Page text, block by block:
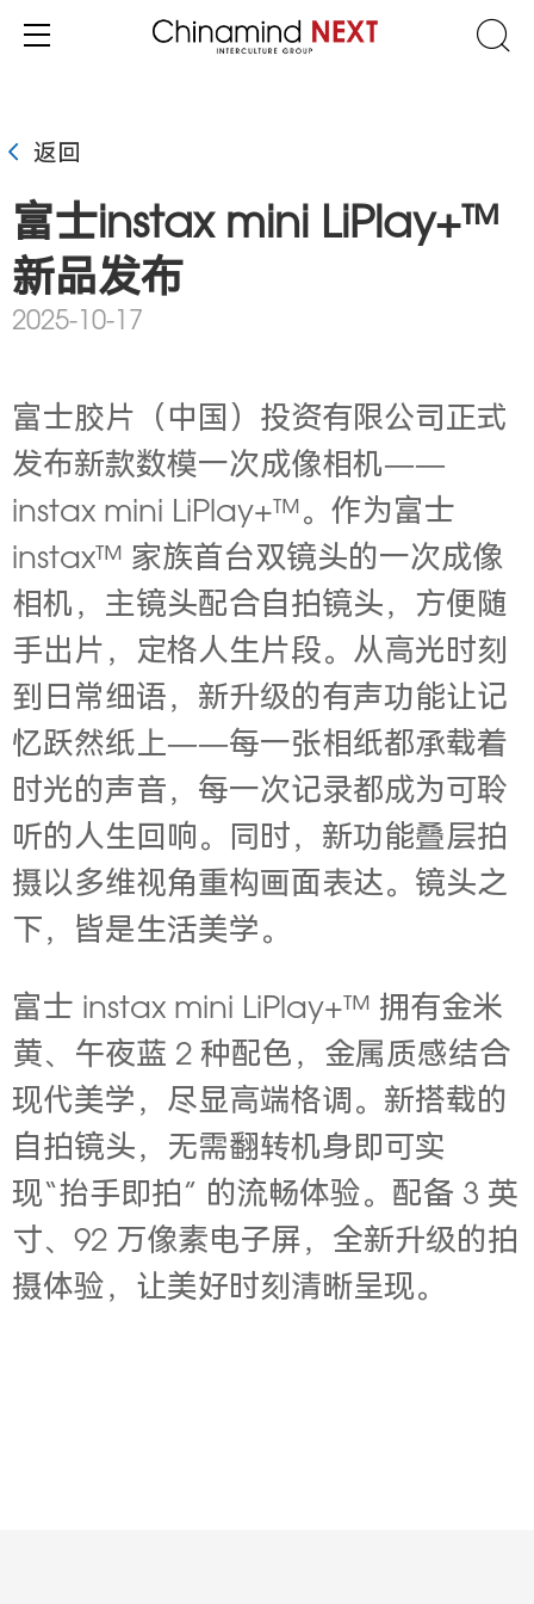
返回
富士instax mini LiPlay+™
新品发布
2025-10-17
富士胶片（中国）投资有限公司正式
发布新款数模一次成像相机——
instax mini LiPlay+™。作为富士
instax™ 家族首台双镜头的一次成像
相机，主镜头配合自拍镜头，方便随
手出片，定格人生片段。‌从高光时刻
到日常细语，新升级的有声功能让记
忆跃然纸上——每一张相纸都承载着
时光的声音，每一次记录都成为可聆
听的人生回响。同时，新功能叠层拍
摄以多维视角重构画面表达。镜头之
下，皆是生活美学。
富士 instax mini LiPlay+™ 拥有金米
黄、午夜蓝 2 种配色，金属质感结合
现代美学，尽显高端格调。新搭载的
自拍镜头，无需翻转机身即可实
现“抬手即拍” 的流畅体验。配备 3 英
寸、92 万像素电子屏，全新升级的拍
摄体验，让美好时刻清晰呈现。